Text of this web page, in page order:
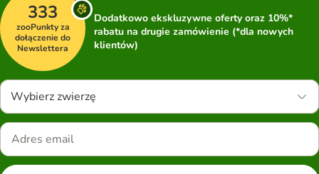
333
zooPunkty za
dołączenie do
Newslettera
Dodatkowo ekskluzywne oferty oraz 10%*
rabatu na drugie zamówienie (*dla nowych
klientów)
Wybierz zwierzę